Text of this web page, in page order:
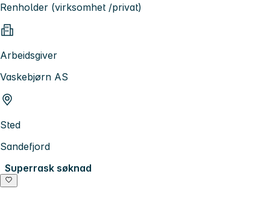
Renholder (virksomhet /privat)
Arbeidsgiver
Vaskebjørn AS
Sted
Sandefjord
Superrask søknad